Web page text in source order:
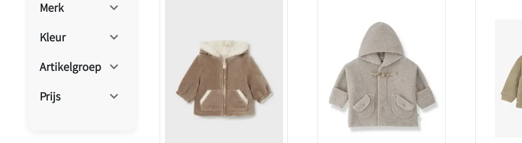
Merk
Kleur
Artikelgroep
Prijs